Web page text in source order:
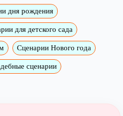
дня рождения
для детского сада
Сценарии Нового года
сценарии